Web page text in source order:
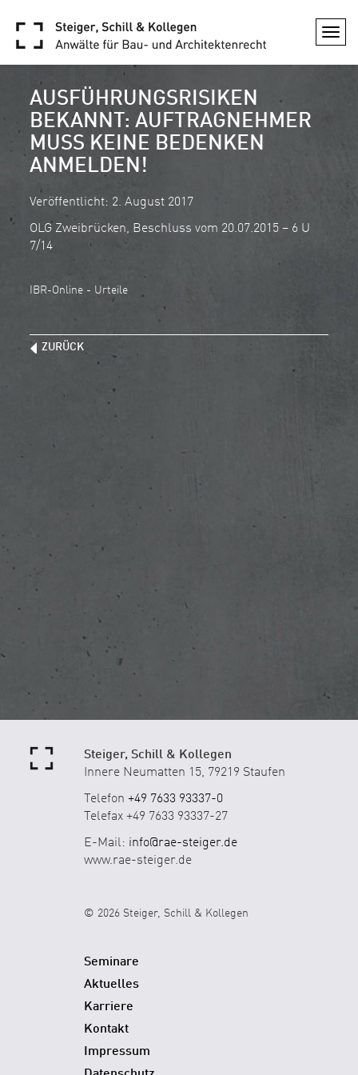
AUSFÜHRUNGSRISIKEN
BEKANNT: AUFTRAGNEHMER
MUSS KEINE BEDENKEN
ANMELDEN!
Veröffentlicht: 2. August 2017
OLG Zweibrücken, Beschluss vom 20.07.2015 – 6 U
7/14
IBR-Online - Urteile
ZURÜCK
Steiger, Schill & Kollegen
Innere Neumatten 15, 79219 Staufen
Telefon +49 7633 93337-0
Telefax +49 7633 93337-27
E-Mail: info@rae-steiger.de
www.rae-steiger.de
© 2026 Steiger, Schill & Kollegen
Seminare
Aktuelles
Karriere
Kontakt
Impressum